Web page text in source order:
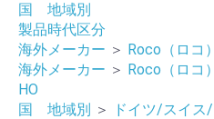
国 地域別
製品時代区分
海外メーカー ＞ Roco（ロコ）
海外メーカー ＞ Roco（ロコ）
HO
国 地域別 ＞
ドイツ/スイス